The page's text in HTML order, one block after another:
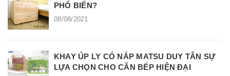
PHỔ BIẾN?
08/08/2021
KHAY ÚP LY CÓ NẮP MATSU DUY TÂN SỰ
LỰA CHỌN CHO CĂN BẾP HIỆN ĐẠI